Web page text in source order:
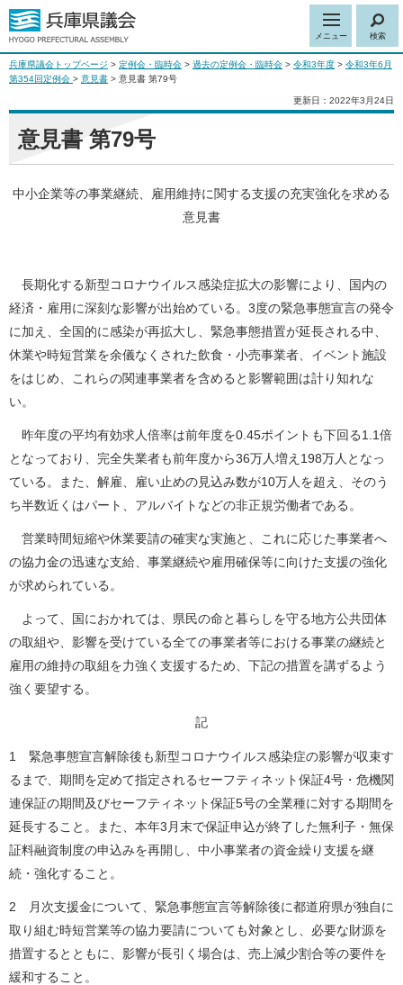
メニュー 検索
兵庫県議会トップページ > 定例会・臨時会 > 過去の定例会・臨時会 > 令和3年度 > 令和3年6月
第354回定例会 > 意見書 > 意見書 第79号
更新日：2022年3月24日
意見書 第79号
中小企業等の事業継続、雇用維持に関する支援の充実強化を求める
意見書
長期化する新型コロナウイルス感染症拡大の影響により、国内の
経済・雇用に深刻な影響が出始めている。3度の緊急事態宣言の発令
に加え、全国的に感染が再拡大し、緊急事態措置が延長される中、
休業や時短営業を余儀なくされた飲食・小売事業者、イベント施設
をはじめ、これらの関連事業者を含めると影響範囲は計り知れな
い。
昨年度の平均有効求人倍率は前年度を0.45ポイントも下回る1.1倍
となっており、完全失業者も前年度から36万人増え198万人となっ
ている。また、解雇、雇い止めの見込み数が10万人を超え、そのう
ち半数近くはパート、アルバイトなどの非正規労働者である。
営業時間短縮や休業要請の確実な実施と、これに応じた事業者へ
の協力金の迅速な支給、事業継続や雇用確保等に向けた支援の強化
が求められている。
よって、国におかれては、県民の命と暮らしを守る地方公共団体
の取組や、影響を受けている全ての事業者等における事業の継続と
雇用の維持の取組を力強く支援するため、下記の措置を講ずるよう
強く要望する。
記
1 緊急事態宣言解除後も新型コロナウイルス感染症の影響が収束す
るまで、期間を定めて指定されるセーフティネット保証4号・危機関
連保証の期間及びセーフティネット保証5号の全業種に対する期間を
延長すること。また、本年3月末で保証申込が終了した無利子・無保
証料融資制度の申込みを再開し、中小事業者の資金繰り支援を継
続・強化すること。
2 月次支援金について、緊急事態宣言等解除後に都道府県が独自に
取り組む時短営業等の協力要請についても対象とし、必要な財源を
措置するとともに、影響が長引く場合は、売上減少割合等の要件を
緩和すること。